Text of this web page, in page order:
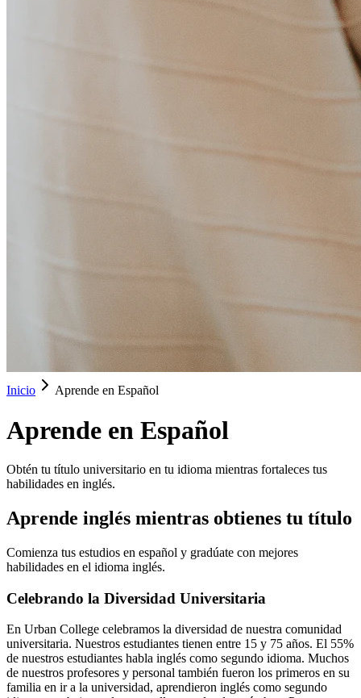
Inicio Aprende en Español
Aprende en Español
Obtén tu título universitario en tu idioma mientras fortaleces tus
habilidades en inglés.
Aprende inglés mientras obtienes tu título
Comienza tus estudios en español y gradúate con mejores
habilidades en el idioma inglés.
Celebrando la Diversidad Universitaria
En Urban College celebramos la diversidad de nuestra comunidad
universitaria. Nuestros estudiantes tienen entre 15 y 75 años. El 55%
de nuestros estudiantes habla inglés como segundo idioma. Muchos
de nuestros profesores y personal también fueron los primeros en su
familia en ir a la universidad, aprendieron inglés como segundo